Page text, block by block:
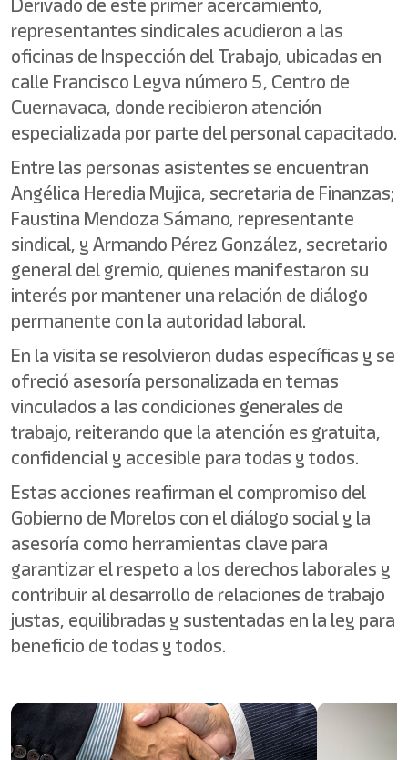
representantes sindicales acudieron a las
oficinas de Inspección del Trabajo, ubicadas en
calle Francisco Leyva número 5, Centro de
Cuernavaca, donde recibieron atención
especializada por parte del personal capacitado.
Entre las personas asistentes se encuentran
Angélica Heredia Mujica, secretaria de Finanzas;
Faustina Mendoza Sámano, representante
sindical, y Armando Pérez González, secretario
general del gremio, quienes manifestaron su
interés por mantener una relación de diálogo
permanente con la autoridad laboral.
En la visita se resolvieron dudas específicas y se
ofreció asesoría personalizada en temas
vinculados a las condiciones generales de
trabajo, reiterando que la atención es gratuita,
confidencial y accesible para todas y todos.
Estas acciones reafirman el compromiso del
Gobierno de Morelos con el diálogo social y la
asesoría como herramientas clave para
garantizar el respeto a los derechos laborales y
contribuir al desarrollo de relaciones de trabajo
justas, equilibradas y sustentadas en la ley para
beneficio de todas y todos.